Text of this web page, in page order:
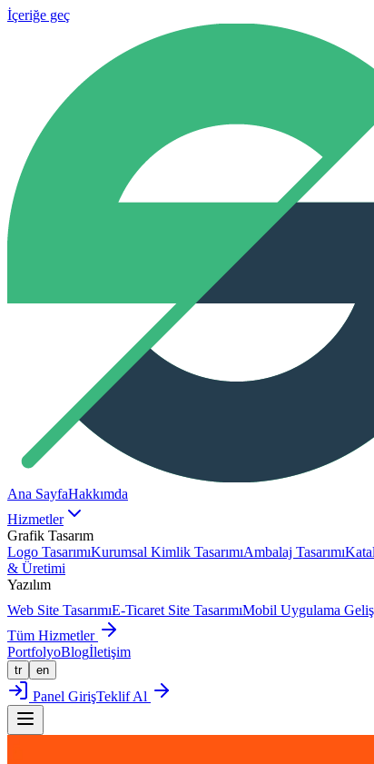
İçeriğe geç
Ana SayfaHakkımda
Hizmetler
Grafik Tasarım
Logo TasarımıKurumsal Kimlik TasarımıAmbalaj Tasarımı
& Üretimi
Yazılım
Web Site TasarımıE-Ticaret Site TasarımıMobil Uygulama
Tüm Hizmetler
PortfolyoBlogİletişim
tr en
Panel GirişTeklif Al